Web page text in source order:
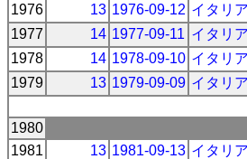
1976
13 1976-09-12 イタリア
1977
14 1977-09-11 イタリア
1978
14 1978-09-10 イタリア
1979
13 1979-09-09 イタリア
1980
1981
13 1981-09-13 イタリア